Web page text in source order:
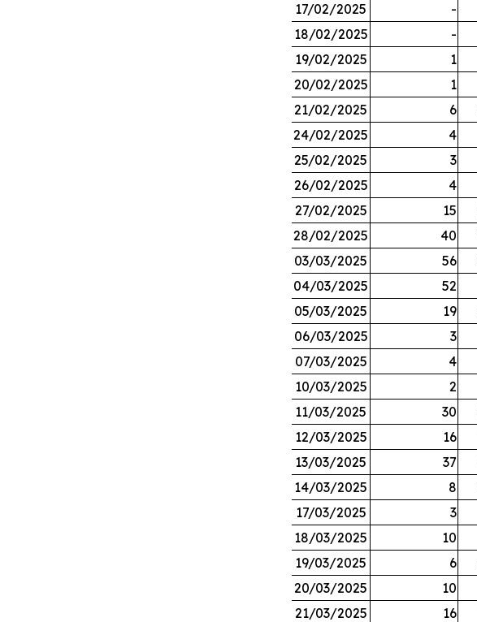
17/02/2025
-
18/02/2025
-
19/02/2025
1
20/02/2025
1
21/02/2025
6
24/02/2025
4
25/02/2025
3
26/02/2025
4
27/02/2025
15
28/02/2025
40
03/03/2025
56
04/03/2025
52
05/03/2025
19
06/03/2025
3
07/03/2025
4
10/03/2025
2
11/03/2025
30
12/03/2025
16
13/03/2025
37
14/03/2025
8
17/03/2025
3
18/03/2025
10
19/03/2025
6
20/03/2025
10
21/03/2025
16